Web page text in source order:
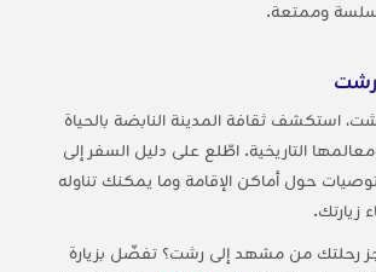
وممتعة.
رشت
استكشف ثقافة المدينة النابضة بالحياة
التاريخية. اطّلع على دليل السفر إلى
حول أماكن الإقامة وما يمكنك تناوله
زيارتك.
رحلتك من مشهد إلى رشت؟ تفضّل بزيارة